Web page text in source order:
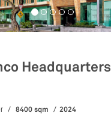
Headquarters
8400 sqm 2024